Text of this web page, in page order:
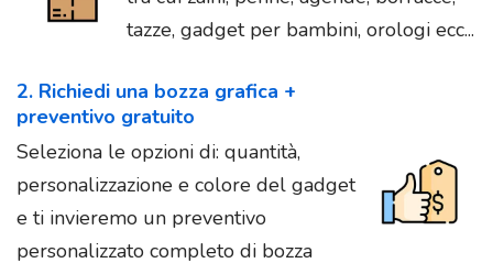
tazze, gadget per bambini, orologi ecc...
2. Richiedi una bozza grafica +
preventivo gratuito
Seleziona le opzioni di: quantità,
personalizzazione e colore del gadget
e ti invieremo un preventivo
personalizzato completo di bozza